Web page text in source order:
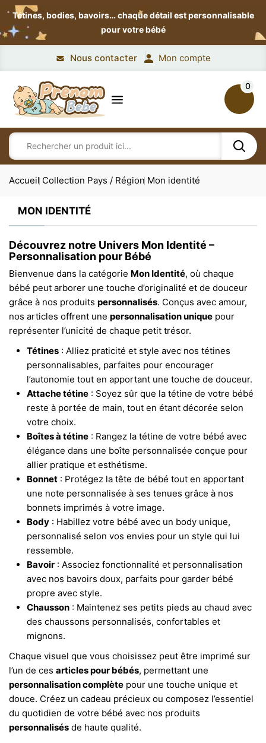
Tétines, bodies, bavoirs…chaque détail est personnalisable
pour votre bébé
Nous contacter Mon compte
0
Accueil Collection Pays / Région Mon identité
MON IDENTITÉ
Découvrez notre Univers Mon Identité –
Personnalisation pour Bébé
Bienvenue dans la catégorie Mon Identité, où chaque
bébé peut arborer une touche d’originalité et de douceur
grâce à nos produits personnalisés. Conçus avec amour,
nos articles offrent une personnalisation unique pour
représenter l’unicité de chaque petit trésor.
Tétines : Alliez praticité et style avec nos tétines
personnalisables, parfaites pour encourager
l’autonomie tout en apportant une touche de douceur.
Attache tétine : Soyez sûr que la tétine de votre bébé
reste à portée de main, tout en étant décorée selon
votre choix.
Boîtes à tétine : Rangez la tétine de votre bébé avec
élégance dans une boîte personnalisée conçue pour
allier pratique et esthétisme.
Bonnet : Protégez la tête de bébé tout en apportant
une note personnalisée à ses tenues grâce à nos
bonnets imprimés à votre image.
Body : Habillez votre bébé avec un body unique,
personnalisé selon vos envies pour un style qui lui
ressemble.
Bavoir : Associez fonctionnalité et personnalisation
avec nos bavoirs doux, parfaits pour garder bébé
propre avec style.
Chausson : Maintenez ses petits pieds au chaud avec
des chaussons personnalisés, confortables et
mignons.
Chaque visuel que vous choisissez peut être imprimé sur
l’un de ces articles pour bébés, permettant une
personnalisation complète pour une touche unique et
douce. Créez un cadeau précieux ou composez l’essentiel
du quotidien de votre bébé avec nos produits
personnalisés de haute qualité.